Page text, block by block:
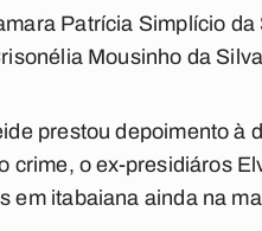
Patrícia Simplício
Mousinho da
prestou depoimento à
crime, o ex-presidiáros
em itabaiana ainda na